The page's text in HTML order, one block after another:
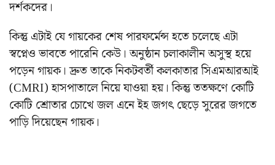
দর্শকদের।
কিন্তু এটাই যে গায়কের শেষ পারফর্মেন্স হতে চলেছে এটা
স্বপ্নেও ভাবতে পারেনি কেউ। অনুষ্ঠান চলাকালীন অসুস্থ হয়ে
পড়েন গায়ক। দ্রুত তাকে নিকটবর্তী কলকাতার সিএমআরআই
(CMRI) হাসপাতালে নিয়ে যাওয়া হয়। কিন্তু ততক্ষণে কোটি
কোটি শ্রোতার চোখে জল এনে ইহ জগৎ ছেড়ে সুরের জগতে
পাড়ি দিয়েছেন গায়ক।